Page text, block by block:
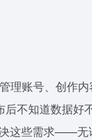
理账号、创作
不知道数据好
决这些需求——